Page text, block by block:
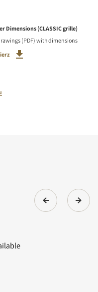
Dimensions (CLASSIC grille)
(PDF) with dimensions